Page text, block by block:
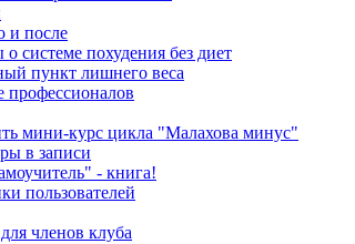
и после
системе похудения без диет
пункт лишнего веса
мини-курс цикла "Малахова минус"
в записи
- книга!
пользователей
членов клуба